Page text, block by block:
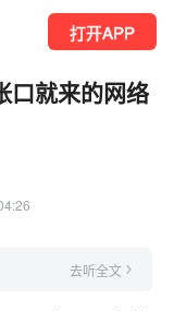
打开APP
口就来的网络
去听全文